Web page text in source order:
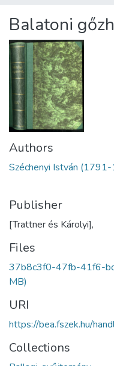
Statistics
About us
Balatoni
Authors
Széchenyi István
Publisher
[Trattner és Károlyi],
Files
37b8c3f0-47fb-41f6-
MB)
URI
https://bea.fszek.hu/
Collections